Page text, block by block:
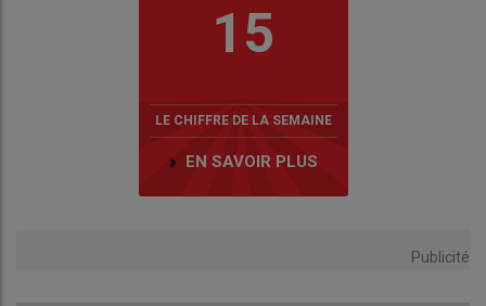
15
LE CHIFFRE DE LA SEMAINE
EN SAVOIR PLUS
Publicité